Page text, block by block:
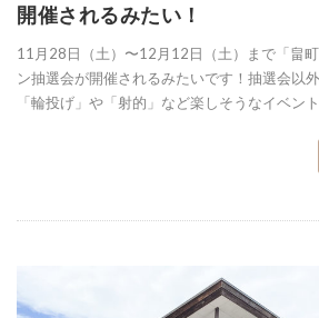
開催されるみたい！
11月28日（土）〜12月12日（土）まで「畠
ン抽選会が開催されるみたいです！抽選会以
「輪投げ」や「射的」など楽しそうなイベン